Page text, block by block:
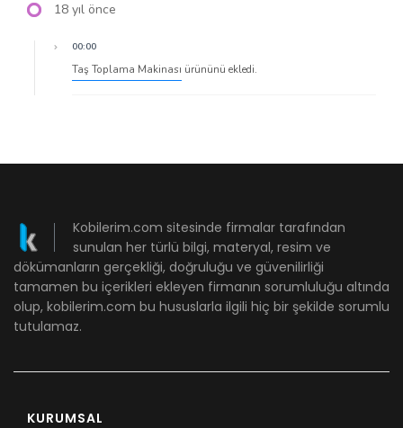
18 yıl önce
00:00
Taş Toplama Makinası ürününü ekledi.
Kobilerim.com sitesinde firmalar tarafından
sunulan her türlü bilgi, materyal, resim ve
dökümanların gerçekliği, doğruluğu ve güvenilirliği
tamamen bu içerikleri ekleyen firmanın sorumluluğu altında
olup, kobilerim.com bu hususlarla ilgili hiç bir şekilde sorumlu
tutulamaz.
KURUMSAL